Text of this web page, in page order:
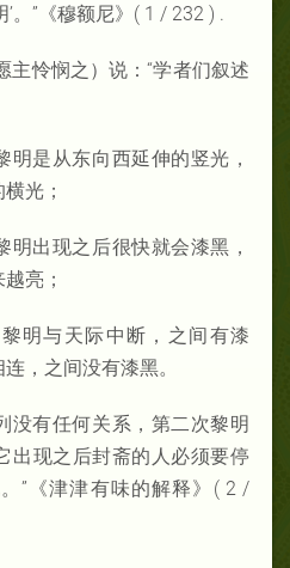
。”《穆额尼》( 1 / 232 ) .
主怜悯之）说：“学者们叙述
明是从东向西延伸的竖光，
光；
明出现之后很快就会漆黑，
亮；
明与天际中断，之间有漆
，之间没有漆黑。
没有任何关系，第二次黎明
出现之后封斋的人必须要停
”《津津有味的解释》( 2 /